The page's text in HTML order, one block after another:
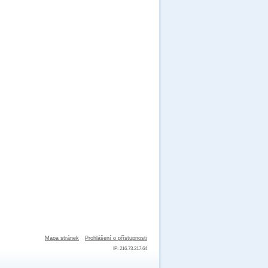
Mapa stránek Prohlášení o přístupnosti
IP: 216.73.217.64